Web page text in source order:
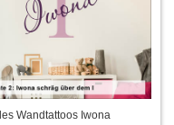
Wandtattoos Iwona